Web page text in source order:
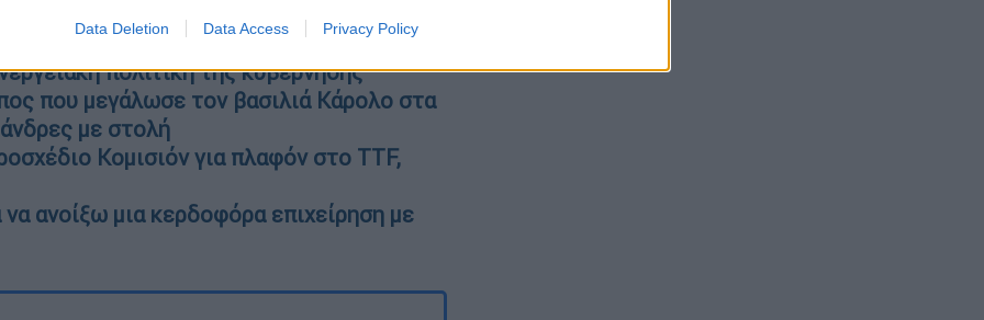
Data Deletion Data Access Privacy Policy
πρότασης για την ενέργεια
πολιτική της κυβέρνησης
που μεγάλωσε τον βασιλιά Κάρολο στα
με στολή
Κομισιόν για πλαφόν στο TTF,
ανοίξω μια κερδοφόρα επιχείρηση με